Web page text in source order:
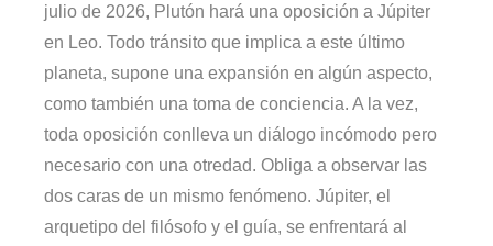
julio de 2026, Plutón hará una oposición a Júpiter
en Leo. Todo tránsito que implica a este último
planeta, supone una expansión en algún aspecto,
como también una toma de conciencia. A la vez,
toda oposición conlleva un diálogo incómodo pero
necesario con una otredad. Obliga a observar las
dos caras de un mismo fenómeno. Júpiter, el
arquetipo del filósofo y el guía, se enfrentará al